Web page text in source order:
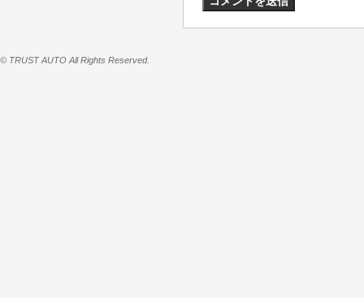
© TRUST AUTO All Rights Reserved.